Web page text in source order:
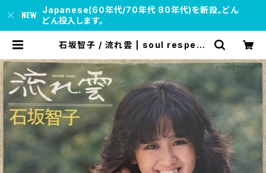
Japanese(60年代/70年代 80年代)を新設。どん
どん投入します。
石坂智子 / 流れ雲 | soul respect